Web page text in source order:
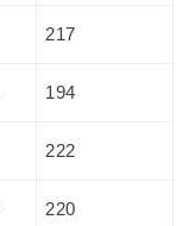
217
194
222
220